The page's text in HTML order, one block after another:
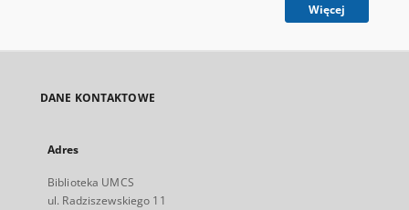
Więcej
DANE KONTAKTOWE
Adres
Biblioteka UMCS
ul. Radziszewskiego 11